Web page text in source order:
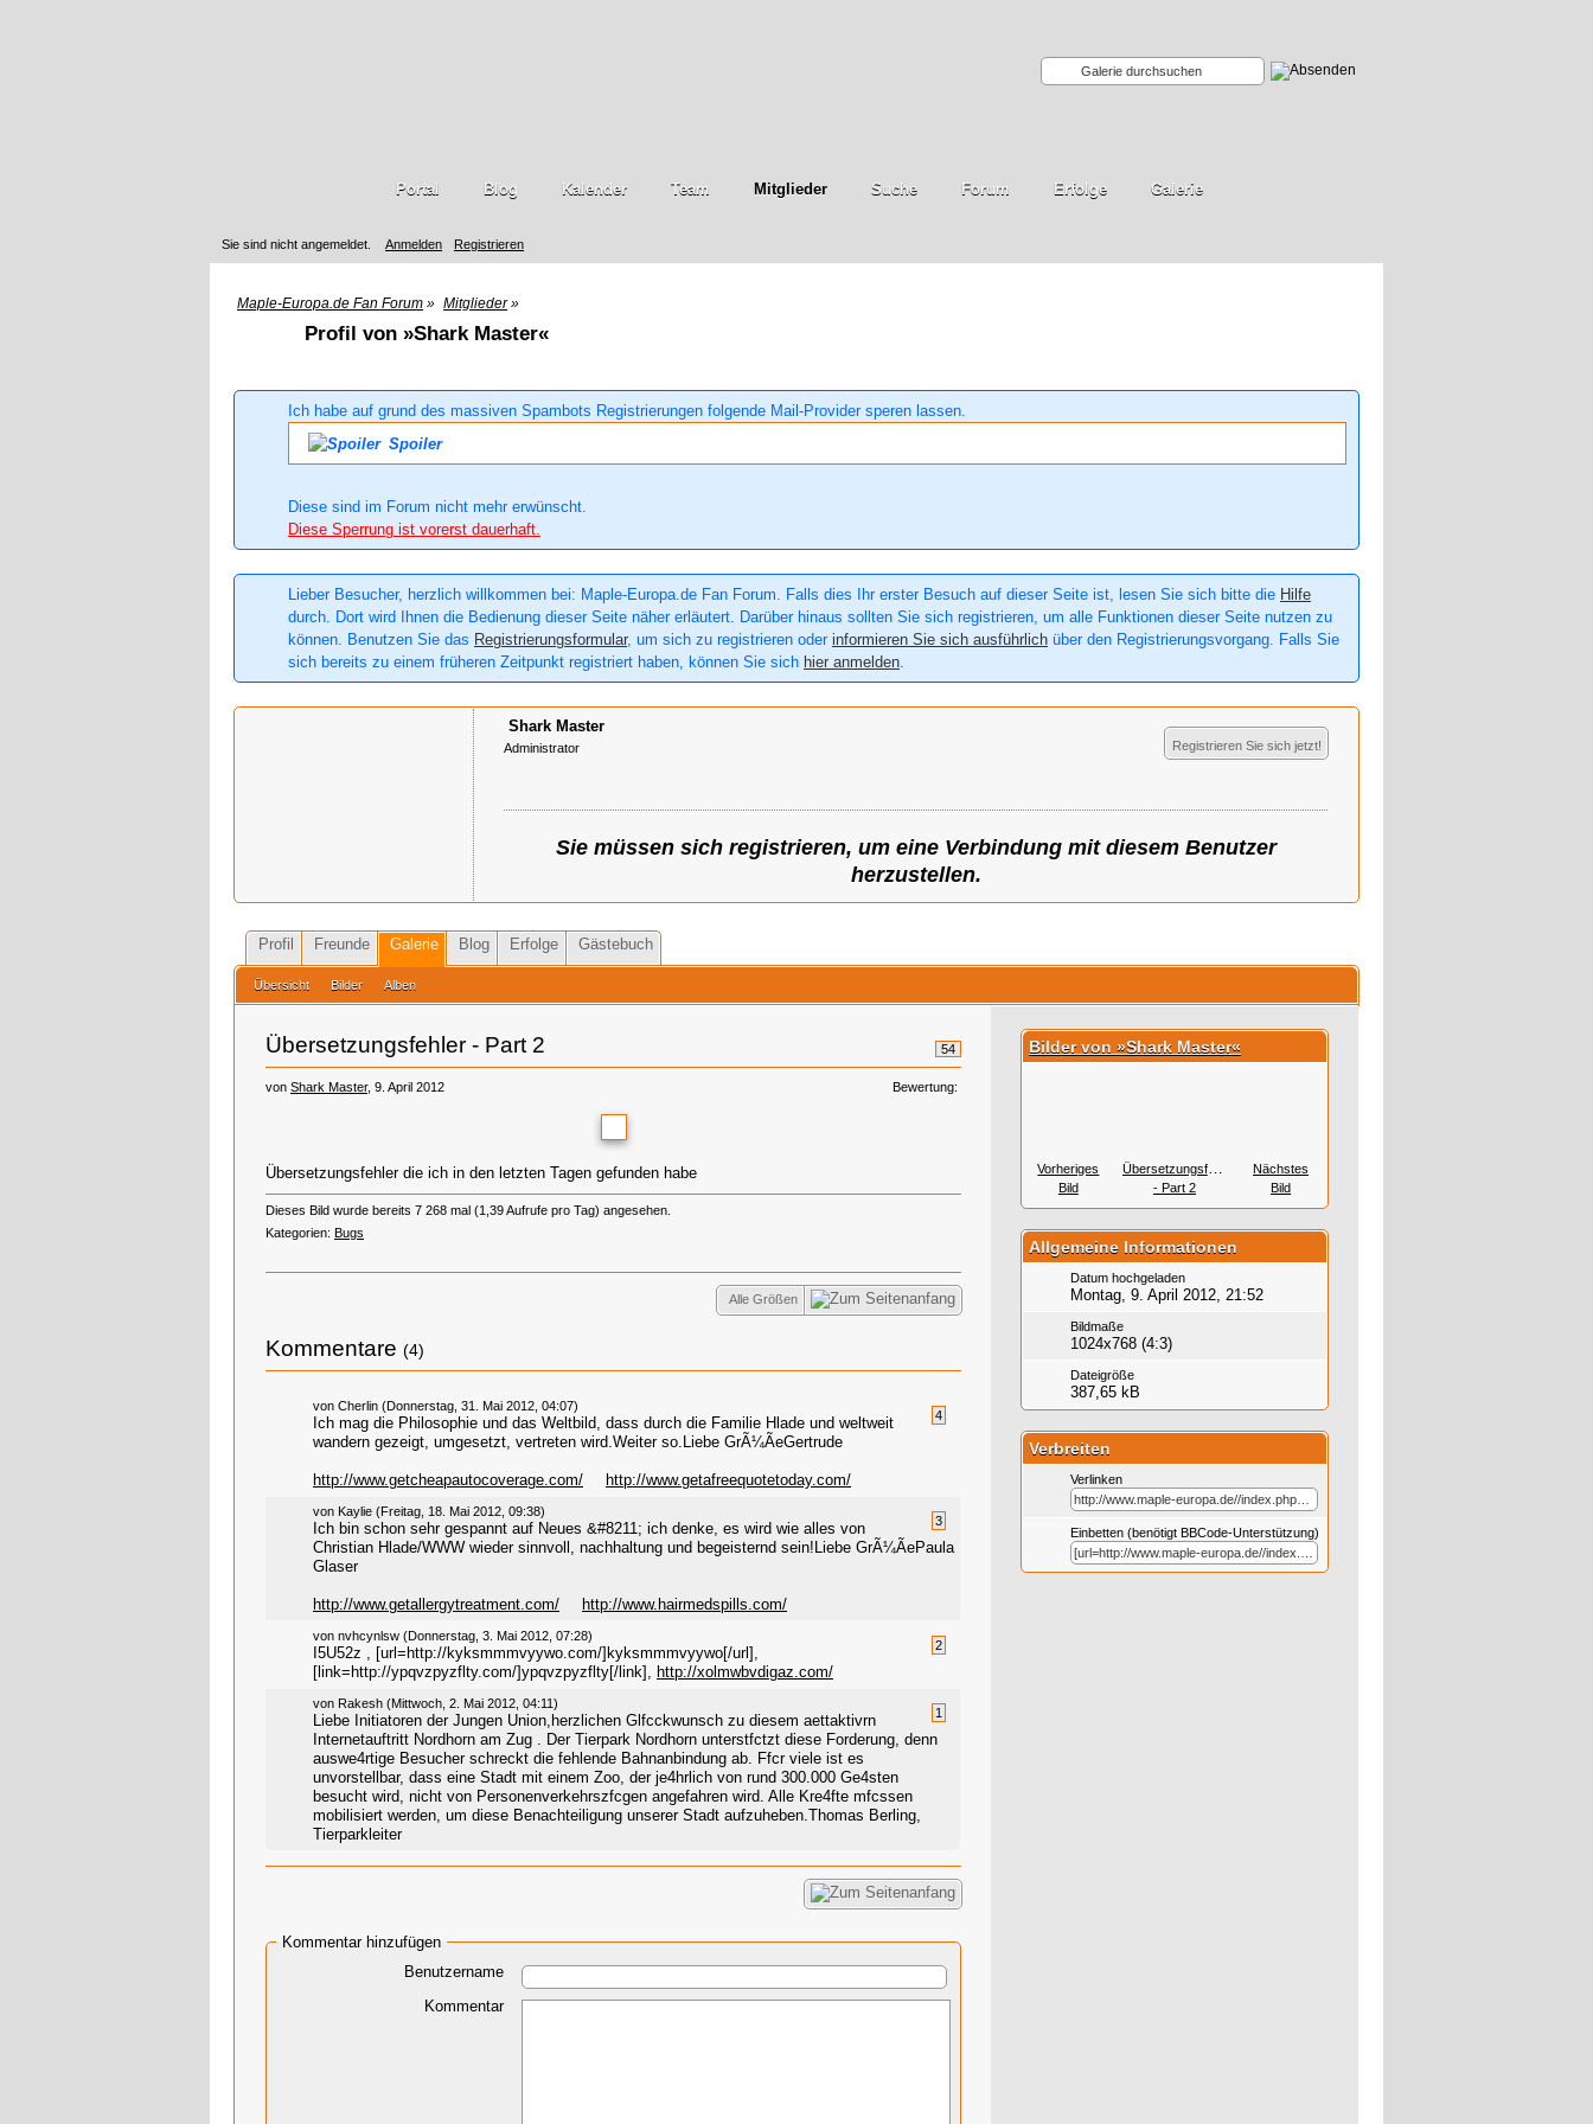
Sie sind nicht angemeldet. Anmelden Registrieren
Portal Blog Kalender Team Mitglieder Suche Forum Erfolge Galerie
Maple-Europa.de Fan Forum » Mitglieder»
Profil von »Shark Master«
Ich habe auf grund des massiven Spambots Registrierungen folgende Mail-Provider speren lassen.
Spoiler
Diese sind im Forum nicht mehr erwünscht.
Diese Sperrung ist vorerst dauerhaft.
Lieber Besucher, herzlich willkommen bei: Maple-Europa.de Fan Forum. Falls dies Ihr erster Besuch auf dieser Seite ist, lesen Sie sich bitte die Hilfe
durch. Dort wird Ihnen die Bedienung dieser Seite näher erläutert. Darüber hinaus sollten Sie sich registrieren, um alle Funktionen dieser Seite nutzen zu
können. Benutzen Sie das Registrierungsformular, um sich zu registrieren oder informieren Sie sich ausführlich über den Registrierungsvorgang. Falls Sie
sich bereits zu einem früheren Zeitpunkt registriert haben, können Sie sich hier anmelden.
Shark Master
Administrator Registrieren Sie sich jetzt!
Sie müssen sich registrieren, um eine Verbindung mit diesem Benutzer
herzustellen.
Profil Freunde Galerie Blog Erfolge Gästebuch
Übersicht Bilder Alben
54
Übersetzungsfehler - Part 2
Bewertung:
von Shark Master, 9. April 2012
Übersetzungsfehler die ich in den letzten Tagen gefunden habe
Dieses Bild wurde bereits 7 268 mal (1,39 Aufrufe pro Tag) angesehen.
Kategorien: Bugs
Alle Größen
Kommentare (4)
4
von Cherlin (Donnerstag, 31. Mai 2012, 04:07)
Ich mag die Philosophie und das Weltbild, dass durch die Familie Hlade und weltweit
wandern gezeigt, umgesetzt, vertreten wird.Weiter so.Liebe GrÃ¼ÃeGertrude
http://www.getcheapautocoverage.com/ http://www.getafreequotetoday.com/
3
von Kaylie (Freitag, 18. Mai 2012, 09:38)
Ich bin schon sehr gespannt auf Neues &#8211; ich denke, es wird wie alles von
Christian Hlade/WWW wieder sinnvoll, nachhaltung und begeisternd sein!Liebe GrÃ¼ÃePaula
Glaser
http://www.getallergytreatment.com/ http://www.hairmedspills.com/
2
von nvhcynlsw (Donnerstag, 3. Mai 2012, 07:28)
I5U52z , [url=http://kyksmmmvyywo.com/]kyksmmmvyywo[/url],
[link=http://ypqvzpyzflty.com/]ypqvzpyzflty[/link], http://xolmwbvdigaz.com/
1
von Rakesh (Mittwoch, 2. Mai 2012, 04:11)
Liebe Initiatoren der Jungen Union,herzlichen Glfcckwunsch zu diesem aettaktivrn
Internetauftritt Nordhorn am Zug . Der Tierpark Nordhorn unterstfctzt diese Forderung, denn
auswe4rtige Besucher schreckt die fehlende Bahnanbindung ab. Ffcr viele ist es
unvorstellbar, dass eine Stadt mit einem Zoo, der je4hrlich von rund 300.000 Ge4sten
besucht wird, nicht von Personenverkehrszfcgen angefahren wird. Alle Kre4fte mfcssen
mobilisiert werden, um diese Benachteiligung unserer Stadt aufzuheben.Thomas Berling,
Tierparkleiter
Kommentar hinzufügen
Benutzername
Kommentar
Bilder von »Shark Master«
Vorheriges
Bild
Übersetzungsfehler
- Part 2
Nächstes
Bild
Allgemeine Informationen
Datum hochgeladen
Montag, 9. April 2012, 21:52
Bildmaße
1024x768 (4:3)
Dateigröße
387,65 kB
Verbreiten
Verlinken
Einbetten (benötigt BBCode-Unterstützung)